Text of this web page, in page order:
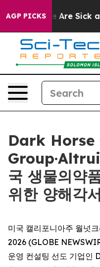
AGP PICKSAre Sick and
Dark
국 생물의약
위한 양해각
미국 캘리포니아주 월넛
2026 (GLOBE
운영 컨설팅 선도 기업인